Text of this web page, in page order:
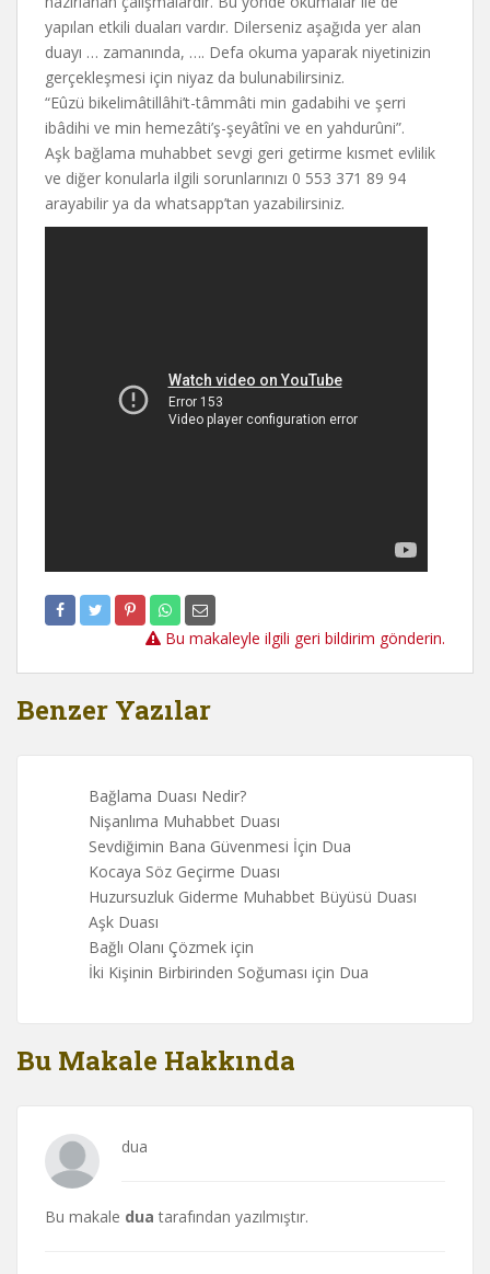
yapılan etkili duaları vardır. Dilerseniz aşağıda yer alan
duayı … zamanında, …. Defa okuma yaparak niyetinizin
gerçekleşmesi için niyaz da bulunabilirsiniz.
“Eûzü bikelimâtillâhi’t-tâmmâti min gadabihi ve şerri
ibâdihi ve min hemezâti’ş-şeyâtîni ve en yahdurûni”.
Aşk bağlama muhabbet sevgi geri getirme kısmet evlilik
ve diğer konularla ilgili sorunlarınızı 0 553 371 89 94
arayabilir ya da whatsapp’tan yazabilirsiniz.
Bu makaleyle ilgili geri bildirim gönderin.
Benzer Yazılar
Bağlama Duası Nedir?
Nişanlıma Muhabbet Duası
Sevdiğimin Bana Güvenmesi İçin Dua
Kocaya Söz Geçirme Duası
Huzursuzluk Giderme Muhabbet Büyüsü Duası
Aşk Duası
Bağlı Olanı Çözmek için
İki Kişinin Birbirinden Soğuması için Dua
Bu Makale Hakkında
dua
Bu makale dua tarafından yazılmıştır.